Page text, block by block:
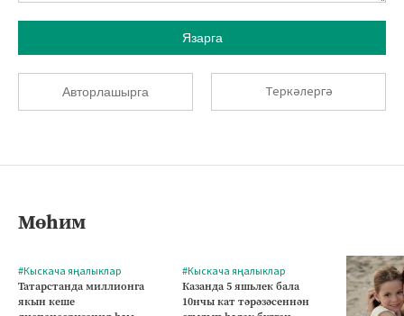
Язарга
Авторлашырга Теркәлергә
Мөһим
#Кыскача яңалыклар
Татарстанда миллионга
якын кеше
#Кыскача яңалыклар
Казанда 5 яшьлек бала
10нчы кат тәрәзәсеннән